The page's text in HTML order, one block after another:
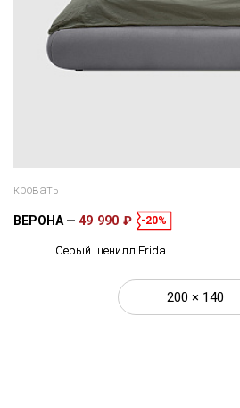
кровать
ВЕРОНА 49 990 ₽ -20%
Серый шенилл Frida
200 × 140